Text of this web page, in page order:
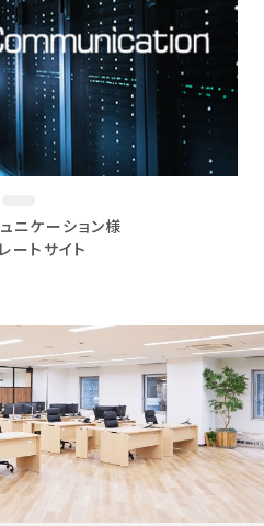
ニケーション様
ートサイト